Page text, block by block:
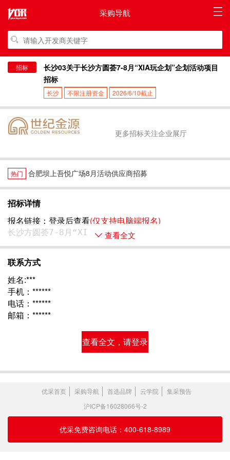
采购导航
招标
长沙03关于长沙方圆荟7-8月“XIA玩企划”企划活动项目
招标
长沙 不限注册资金 2026/6/10截止
更多招标关注企业展厅
热门 合肥坝上吾悦广场8月活动供应商招募
招标详情
报名链接： 登录后查看(仅支持电脑端报名)
长沙方圆荟7-8月“XI 查看全文
联系方式
姓名:***
手机：******
电话：******
邮箱：******
查看全文，请登录
优采首页 采购导航 首选品牌 云学院
集采预告
沪ICP备16028066号-2
优采免费咨询电话：400-618-8989